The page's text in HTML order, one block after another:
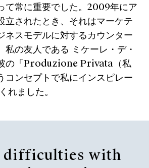
て常に重要でした。2009年にア
立されたとき、それはマーケテ
ネスモデルに対するカウンター
私の友人である ミケーレ・デ・
の「Produzione Privata（私
コンセプトで私にインスピレー
れました。
difficulties with